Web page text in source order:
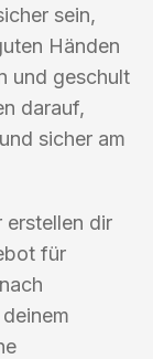
sein,
Händen
und geschult
darauf,
sicher am
erstellen dir
für